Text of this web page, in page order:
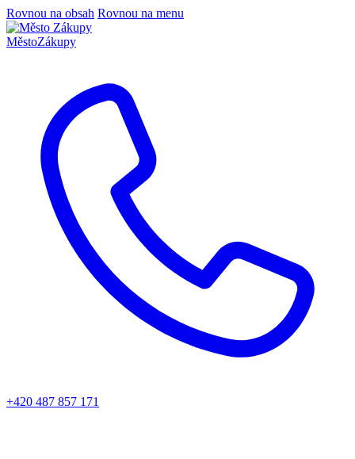
Rovnou na obsah Rovnou na menu
MěstoZákupy
+420 487 857 171